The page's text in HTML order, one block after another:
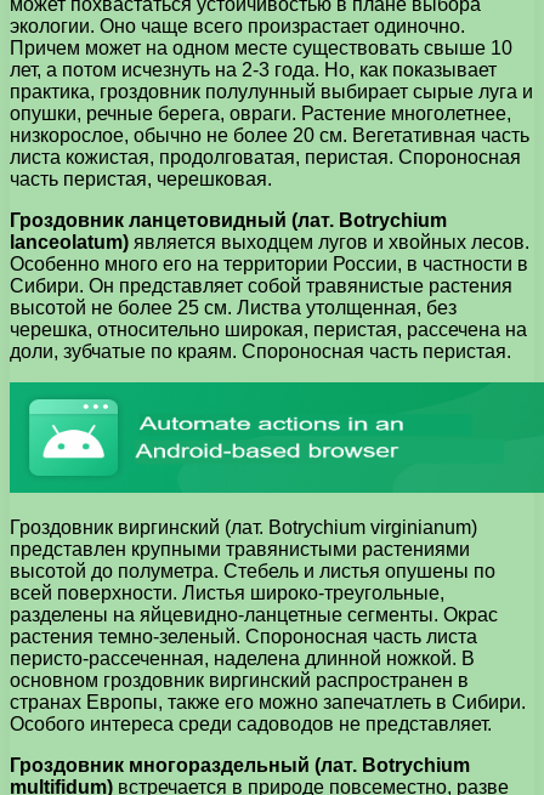
экологии. Оно чаще всего произрастает одиночно.
Причем может на одном месте существовать свыше 10
лет, а потом исчезнуть на 2-3 года. Но, как показывает
практика, гроздовник полулунный выбирает сырые луга и
опушки, речные берега, овраги. Растение многолетнее,
низкорослое, обычно не более 20 см. Вегетативная часть
листа кожистая, продолговатая, перистая. Спороносная
часть перистая, черешковая.
Гроздовник ланцетовидный (лат. Botrychium
lanceolatum) является выходцем лугов и хвойных лесов.
Особенно много его на территории России, в частности в
Сибири. Он представляет собой травянистые растения
высотой не более 25 см. Листва утолщенная, без
черешка, относительно широкая, перистая, рассечена на
доли, зубчатые по краям. Спороносная часть перистая.
Гроздовник виргинский (лат. Botrychium virginianum)
представлен крупными травянистыми растениями
высотой до полуметра. Стебель и листья опушены по
всей поверхности. Листья широко-треугольные,
разделены на яйцевидно-ланцетные сегменты. Окрас
растения темно-зеленый. Спороносная часть листа
перисто-рассеченная, наделена длинной ножкой. В
основном гроздовник виргинский распространен в
странах Европы, также его можно запечатлеть в Сибири.
Особого интереса среди садоводов не представляет.
Гроздовник многораздельный (лат. Botrychium
multifidum) встречается в природе повсеместно, разве